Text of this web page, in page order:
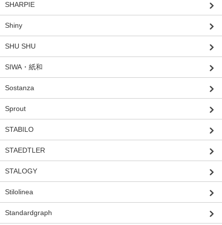
SHARPIE
Shiny
SHU SHU
SIWA・紙和
Sostanza
Sprout
STABILO
STAEDTLER
STALOGY
Stilolinea
Standardgraph